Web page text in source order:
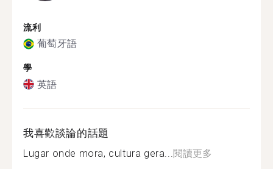
流利
葡萄牙語
學
英語
我喜歡談論的話題
Lugar onde mora, cultura gera... 閱讀更多